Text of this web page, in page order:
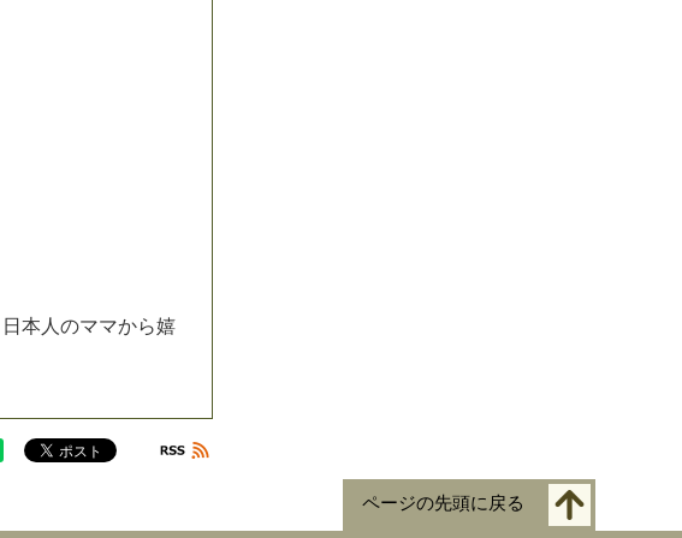
日 本 人 のママから嬉
ページの先頭に戻る